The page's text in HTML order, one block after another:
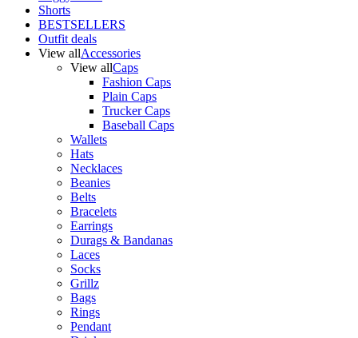
Shorts
BESTSELLERS
Outfit deals
View allAccessories
View allCaps
Fashion Caps
Plain Caps
Trucker Caps
Baseball Caps
Wallets
Hats
Necklaces
Beanies
Belts
Bracelets
Earrings
Durags & Bandanas
Laces
Socks
Grillz
Bags
Rings
Pendant